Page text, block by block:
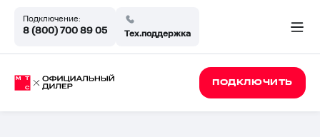
Подключение:
8 (800) 700 89 05 Тех.поддержка
ПОДКЛЮЧИТЬ